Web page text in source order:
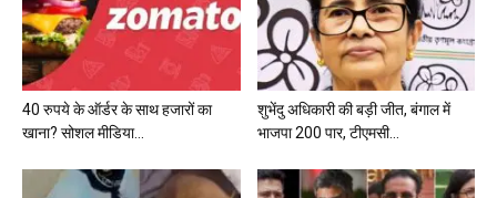
40 रुपये के ऑर्डर के साथ हजारों का
खाना? सोशल मीडिया...
शुभेंदु अधिकारी की बड़ी जीत, बंगाल में
भाजपा 200 पार, टीएमसी...